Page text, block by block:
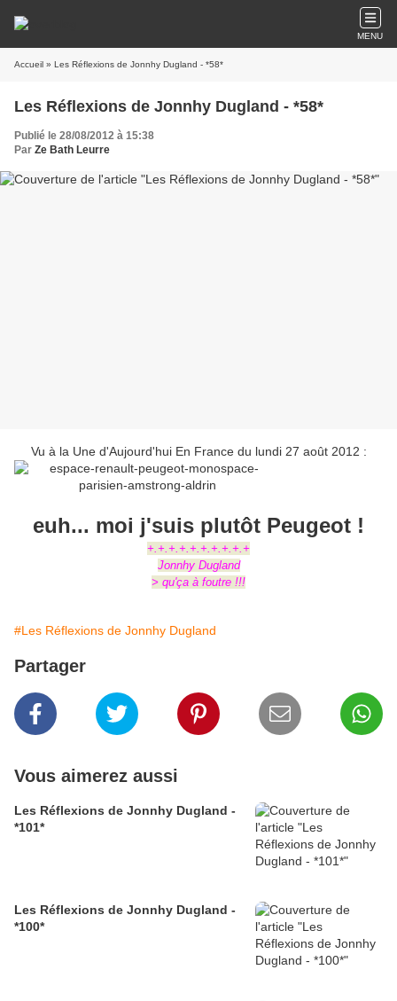
MENU
Accueil » Les Réflexions de Jonnhy Dugland - *58*
Les Réflexions de Jonnhy Dugland - *58*
Publié le 28/08/2012 à 15:38
Par Ze Bath Leurre
Vu à la Une d'Aujourd'hui En France du lundi 27 août 2012 :
euh... moi j'suis plutôt Peugeot !
+.+.+.+.+.+.+.+.+.+
Jonnhy Dugland
> qu'ça à foutre !!!
#Les Réflexions de Jonnhy Dugland
Partager
Vous aimerez aussi
Les Réflexions de Jonnhy Dugland -
*101*
Les Réflexions de Jonnhy Dugland -
*100*